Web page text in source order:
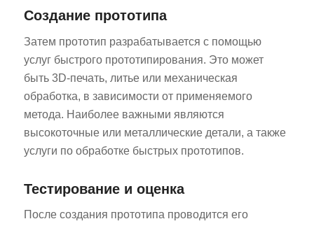
Создание прототипа
Затем прототип разрабатывается с помощью
услуг быстрого прототипирования. Это может
быть 3D-печать, литье или механическая
обработка, в зависимости от применяемого
метода. Наиболее важными являются
высокоточные или металлические детали, а также
услуги по обработке быстрых прототипов.
Тестирование и оценка
После создания прототипа проводится его
FI
NB
SV
RO
ES_MX